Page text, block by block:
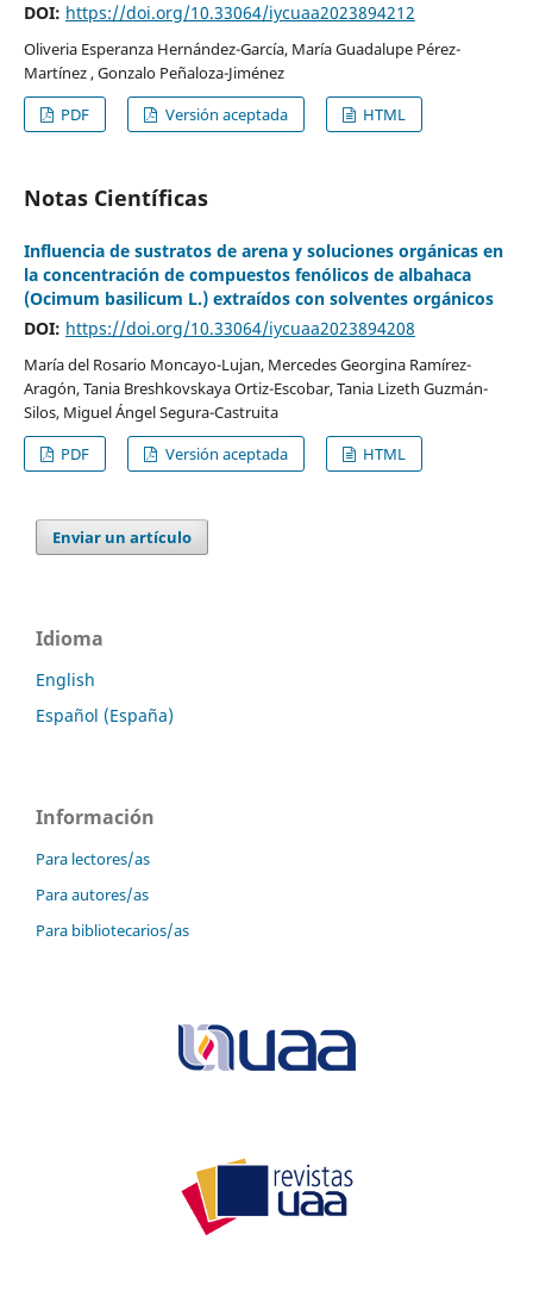
DOI: https://doi.org/10.33064/iycuaa2023894212
Oliveria Esperanza Hernández-García, María Guadalupe Pérez-
Martínez , Gonzalo Peñaloza-Jiménez
PDF
Versión aceptada HTML
Notas Científicas
Influencia de sustratos de arena y soluciones orgánicas en
la concentración de compuestos fenólicos de albahaca
(Ocimum basilicum L.) extraídos con solventes orgánicos
DOI: https://doi.org/10.33064/iycuaa2023894208
María del Rosario Moncayo-Lujan, Mercedes Georgina Ramírez-
Aragón, Tania Breshkovskaya Ortiz-Escobar, Tania Lizeth Guzmán-
Silos, Miguel Ángel Segura-Castruita
PDF
Versión aceptada HTML
Enviar un artículo
Idioma
English
Español (España)
Información
Para lectores/as
Para autores/as
Para bibliotecarios/as